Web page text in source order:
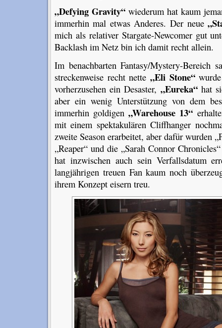
„Defying Gravity“wiederum hat kaum
immerhin mal etwas Anderes. Der neue
mich als relativer Stargate-Newcomer gut
Backlash im Netz bin ich damit recht allein.
Im benachbarten Fantasy/Mystery-Bereich
streckenweise recht nette „Eli Stone“
vorherzusehen ein Desaster, „Eureka“hat
aber ein wenig Unterstützung von dem
immerhin goldigen„Warehouse 13“
mit einem spektakulären Cliffhanger
zweite Season erarbeitet, aber dafür wurden
„Reaper“ und die „Sarah Connor
hat inzwischen auch sein Verfallsdatum
langjährigen treuen Fan kaum noch
ihrem Konzept eisern treu.